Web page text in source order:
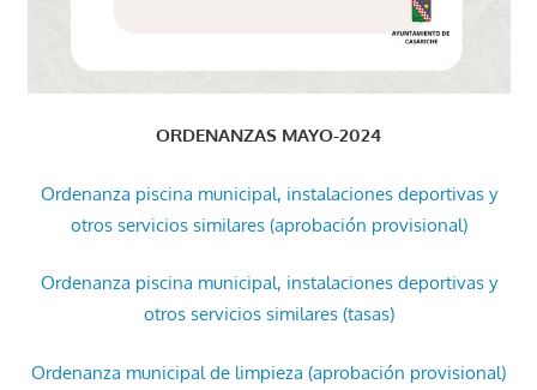
ORDENANZAS MAYO-2024
Ordenanza piscina municipal, instalaciones deportivas y
otros servicios similares (aprobación provisional)
Ordenanza piscina municipal, instalaciones deportivas y
otros servicios similares (tasas)
Ordenanza municipal de limpieza (aprobación provisional)